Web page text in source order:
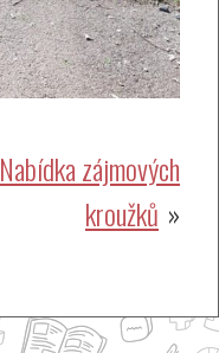
Nabídka zájmových
kroužků